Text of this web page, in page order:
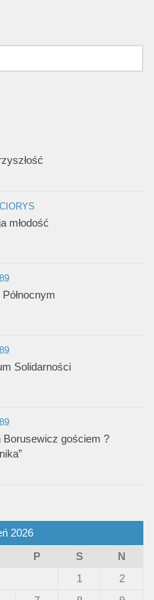
młodość
Solidarności
Borusewicz gościem ?
2026
P S
N
1
2